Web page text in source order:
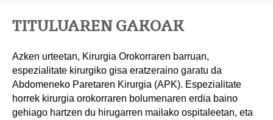
TITULUAREN GAKOAK
Azken urteetan, Kirurgia Orokorraren barruan,
espezialitate kirurgiko gisa eratzeraino garatu da
Abdomeneko Paretaren Kirurgia (APK). Espezialitate
horrek kirurgia orokorraren bolumenaren erdia baino
gehiago hartzen du hirugarren mailako ospitaleetan, eta